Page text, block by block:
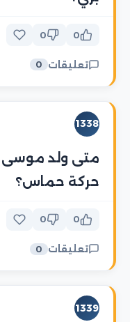
0
0
تعليقات 0
1338
متى ولد موسى
حركة حماس؟
0
0
تعليقات 0
1339